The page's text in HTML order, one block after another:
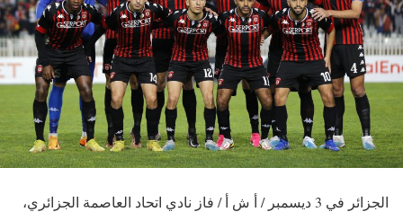
الجزائر في 3 ديسمبر / أ ش أ / فاز نادي اتحاد العاصمة الجزائري،